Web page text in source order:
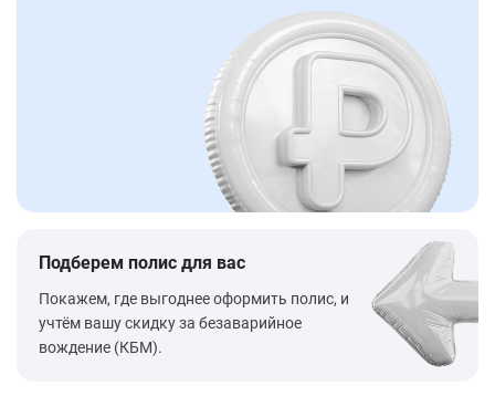
Подберем полис для вас
Покажем, где выгоднее оформить полис, и
учтём вашу скидку за безаварийное
вождение (КБМ).